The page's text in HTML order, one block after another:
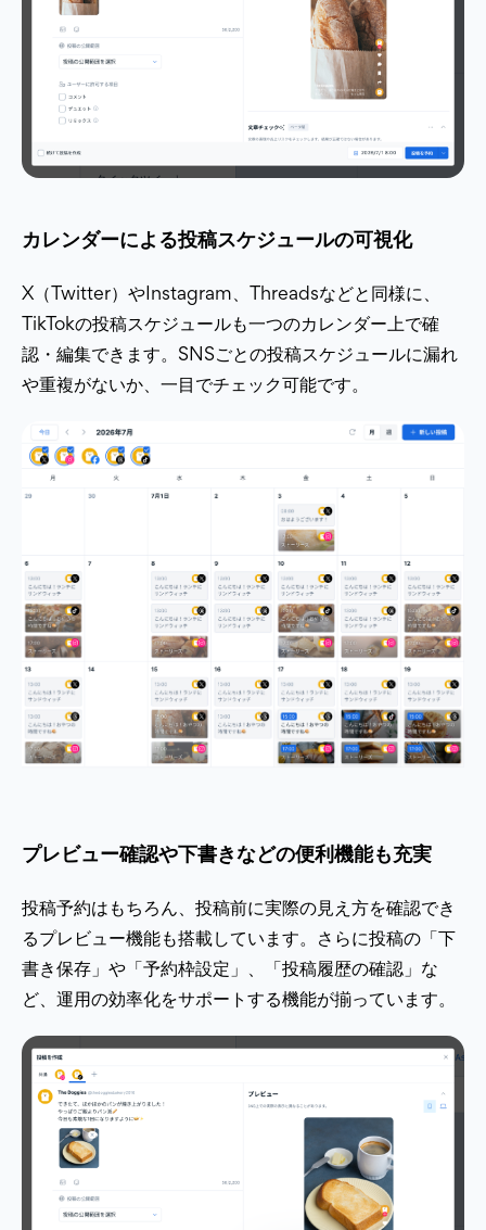
カレンダーによる投稿スケジュールの可視化
X（Twitter）やInstagram、Threadsなどと同様に、
TikTokの投稿スケジュールも一つのカレンダー上で確
認・編集できます。SNSごとの投稿スケジュールに漏れ
や重複がないか、一目でチェック可能です。
プレビュー確認や下書きなどの便利機能も充実
投稿予約はもちろん、投稿前に実際の見え方を確認でき
るプレビュー機能も搭載しています。さらに投稿の「下
書き保存」や「予約枠設定」、「投稿履歴の確認」な
ど、運用の効率化をサポートする機能が揃っています。